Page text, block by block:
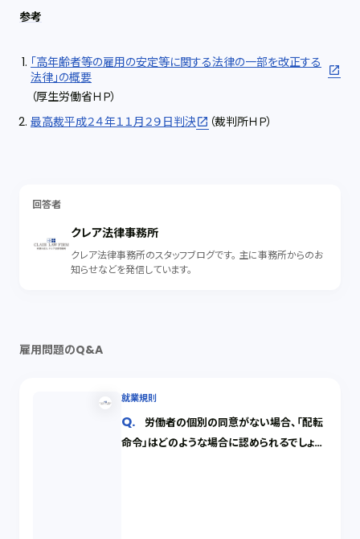
参考
「高年齢者等の雇用の安定等に関する法律の一部を改正する
法律」の概要
（厚生労働省ＨＰ）
最高裁平成２４年１１月２９日判決
（裁判所ＨＰ）
回答者
クレア法律事務所
クレア法律事務所のスタッフブログです。 主に事務所からのお
知らせなどを発信しています。
雇用問題のQ&A
就業規則
労働者の個別の同意がない場合、「配転
命令」はどのような場合に認められるでしょう